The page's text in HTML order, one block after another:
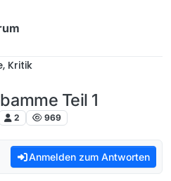
Kritik
Teil 1
2 969
Anmelden zum Antworten